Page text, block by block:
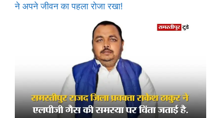
ने अपने जीवन का पहला रोजा रखा!